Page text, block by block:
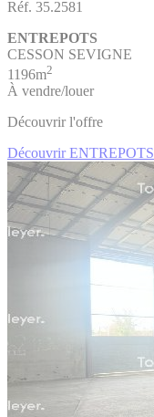
Réf. 35.2581
ENTREPOTS
CESSON SEVIGNE
1196m2
À vendre/louer
Découvrir l'offre
Découvrir ENTREPOTS